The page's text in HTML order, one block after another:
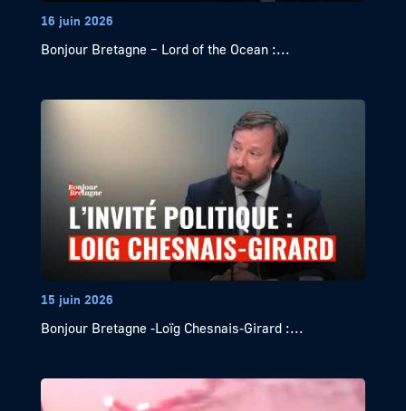
16 juin 2026
Bonjour Bretagne – Lord of the Ocean :...
15 juin 2026
Bonjour Bretagne -Loïg Chesnais-Girard :...